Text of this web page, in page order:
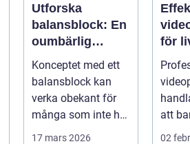
Utforska
balansblock: En
oumbärlig
komponent i
industrin
Konceptet med ett
balansblock kan
verka obekant för
många som inte har
17 mars 2026
för
att
visa
02